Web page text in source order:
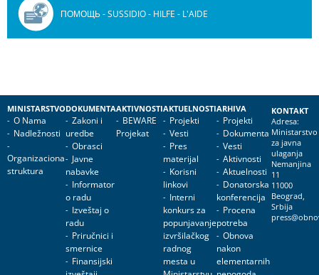
ПОМОЩЬ - SUSSIDIO - HILFE - L'AIDE
MINISTARSTVO
O Nama
Nadležnosti
Organizaciona
struktura
DOKUMENTA
Zakoni i
uredbe
Obrasci
Javne
nabavke
Informator
o radu
Izveštaj o
radu
Priručnici i
smernice
Finansijski
AKTIVNOSTI
BEWARE
Projekat
AKTUELNOSTI
Projekti
Vesti
Pres
materijal
Korisni
linkovi
Interni
konkurs za
popunjavanje
izvršilačkog
radnog
mesta u
ARHIVA
Projekti
Dokumenta
Vesti
Aktivnosti
Aktuelnosti
Donatorska
konferencija
Procena
potreba
Obnova
nakon
elementarnih
KONTAKT
Adresa:
Ministarstvo
za javna
ulaganja
Nemanjina
11
11000
Beograd,
Srbija